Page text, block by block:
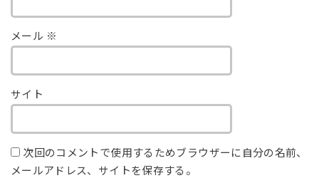
メール ※
サイト
次回のコメントで使用するためブラウザーに自分の名前、
メールアドレス、サイトを保存する。